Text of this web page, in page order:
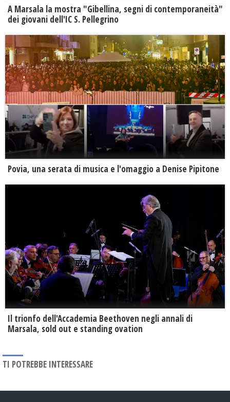
A Marsala la mostra "Gibellina, segni di contemporaneità"
dei giovani dell'IC S. Pellegrino
Povia, una serata di musica e l'omaggio a Denise Pipitone
Il trionfo dell'Accademia Beethoven negli annali di
Marsala, sold out e standing ovation
TI POTREBBE INTERESSARE